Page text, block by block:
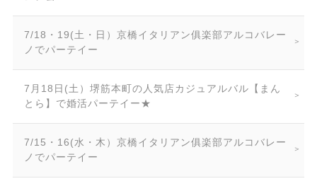
7/18・19(土・日）京橋イタリアン俱楽部アルコバレー
ノでパーテイー
7月18日(土）堺筋本町の人気店カジュアルバル【まん
とら】で婚活パーテイー★
7/15・16(水・木）京橋イタリアン俱楽部アルコバレー
ノでパーテイー